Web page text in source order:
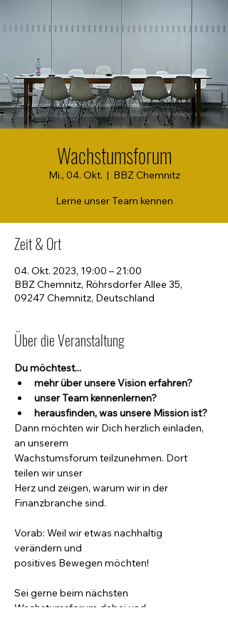
Wachstumsforum
Mi., 04. Okt.
  |
BBZ Chemnitz
Zeit & Ort
04. Okt. 2023, 19:00 – 21:00
BBZ Chemnitz, Röhrsdorfer Allee 35,
09247 Chemnitz, Deutschland
Über die Veranstaltung
Du möchtest...
mehr über unsere Vision erfahren?
unser Team kennenlernen?
herausfinden, was unsere Mission ist?
Dann möchten wir Dich herzlich einladen,
an unserem
Wachstumsforum teilzunehmen. Dort
teilen wir unser
Herz und zeigen, warum wir in der
Finanzbranche sind.
Vorab: Weil wir etwas nachhaltig
verändern und
positives Bewegen möchten!
Sei gerne beim nächsten
Wachstumsforum dabei und